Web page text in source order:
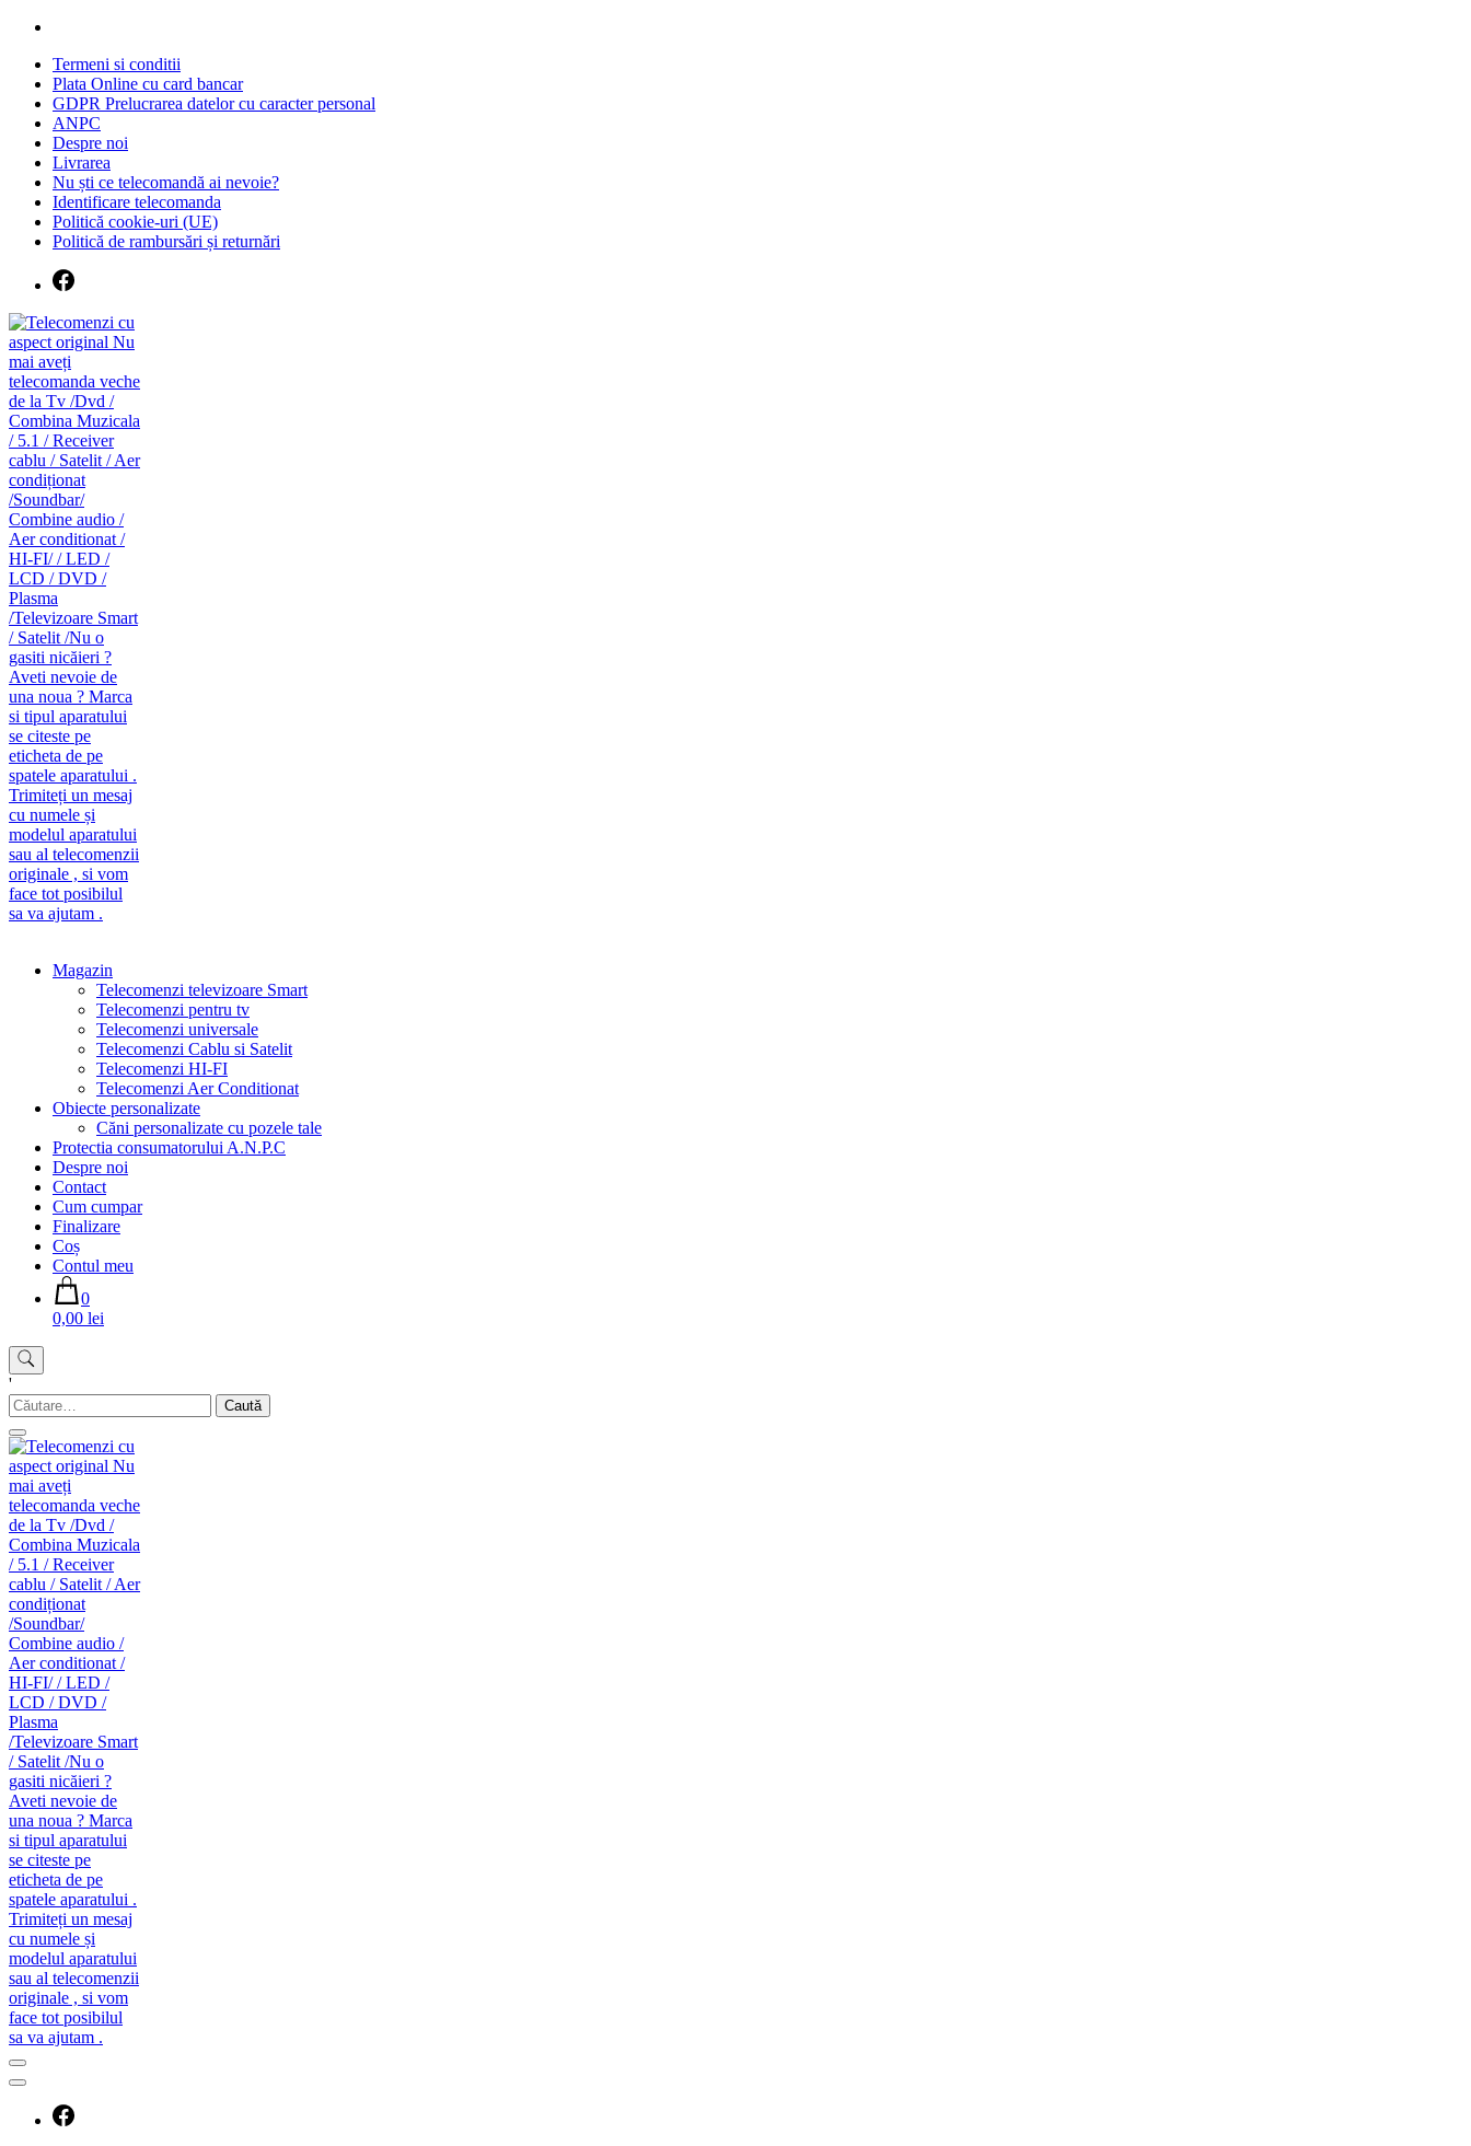
Skip
contentTermeni si conditii
Plata Online cu card bancar
GDPR Prelucrarea datelor cu caracter personal
ANPC
Despre noi
Livrarea
Nu ști ce telecomandă ai nevoie?
Identificare telecomanda
Politică cookie-uri (UE)
Politică de rambursări și returnări
Magazin
Telecomenzi televizoare Smart
Telecomenzi pentru tv
Telecomenzi universale
Telecomenzi Cablu si Satelit
Telecomenzi HI-FI
Telecomenzi Aer Conditionat
Obiecte personalizate
Căni personalizate cu pozele tale
Protectia consumatorului A.N.P.C
Despre noi
Contact
Cum cumpar
Finalizare
Coș
Contul meu
0
0,00 lei
'
Caută
după: